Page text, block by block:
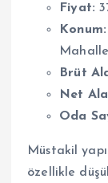
Fiyat:
Konum:
Brüt
Net
Oda
Müstakil
özellikle